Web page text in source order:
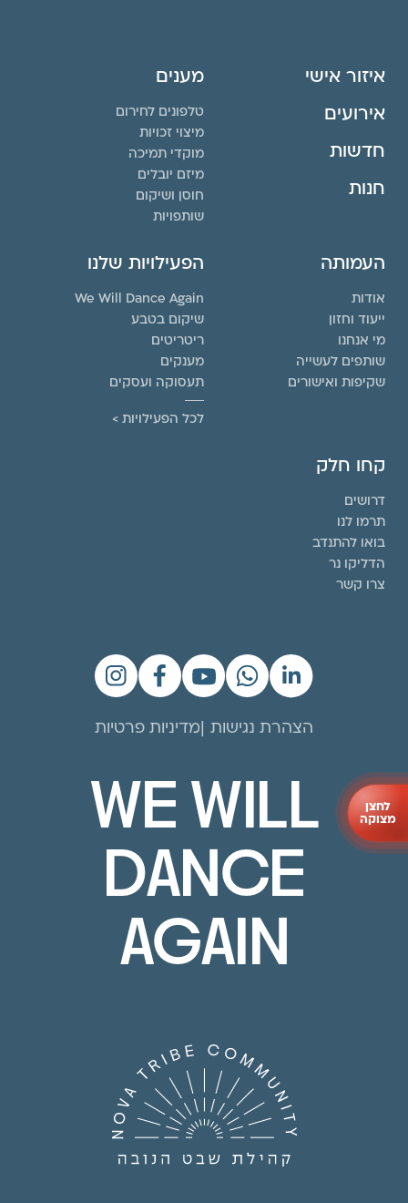
איזור אישי
אירועים
חדשות
חנות
מענים
טלפונים לחירום
מיצוי זכויות
מוקדי תמיכה
מיזם יובלים
חוסן ושיקום
שותפויות
העמותה
אודות
ייעוד וחזון
מי אנחנו
שותפים לעשייה
שקיפות ואישורים
הפעילויות שלנו
We Will Dance Again
שיקום בטבע
ריטריטים
מענקים
תעסוקה ועסקים
לכל הפעילויות >
קחו חלק
דרושים
תרמו לנו
בואו להתנדב
הדליקו נר
צרו קשר
הצהרת נגישות מדיניות פרטיות
WE WILL
DANCE
AGAIN
לחצן
מצוקה